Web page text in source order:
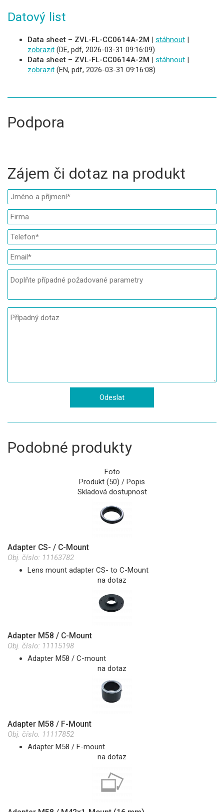
Datový list
Data sheet – ZVL-FL-CC0614A-2M | stáhnout |
zobrazit (DE, pdf, 2026-03-31 09:16:09)
Data sheet – ZVL-FL-CC0614A-2M | stáhnout |
zobrazit (EN, pdf, 2026-03-31 09:16:08)
Podpora
Zájem či dotaz na produkt
Podobné produkty
Foto
Produkt (50) / Popis
Skladová dostupnost
Adapter CS- / C-Mount
Obj. číslo: 11163782
Lens mount adapter CS- to C-Mount
na dotaz
Adapter M58 / C-Mount
Obj. číslo: 11115198
Adapter M58 / C-mount
na dotaz
Adapter M58 / F-Mount
Obj. číslo: 11117852
Adapter M58 / F-mount
na dotaz